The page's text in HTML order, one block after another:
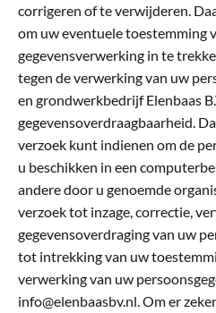
corrigeren of te verwijderen.
om uw eventuele toestemming
gegevensverwerking in te
tegen de verwerking van uw
en grondwerkbedrijf Elenbaas
gegevensoverdraagbaarheid.
verzoek kunt indienen om de
u beschikken in een
andere door u genoemde
verzoek tot inzage, correctie,
gegevensoverdraging van uw
tot intrekking van uw
verwerking van uw
info@elenbaasbv.nl. Om er